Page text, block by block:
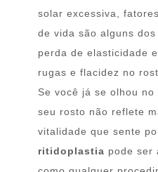
solar excessiva,
de vida são alguns
perda de elasticidade
rugas e flacidez no
Se você já se olhou
seu rosto não reflete
vitalidade que sente
ritidoplastia pode ser